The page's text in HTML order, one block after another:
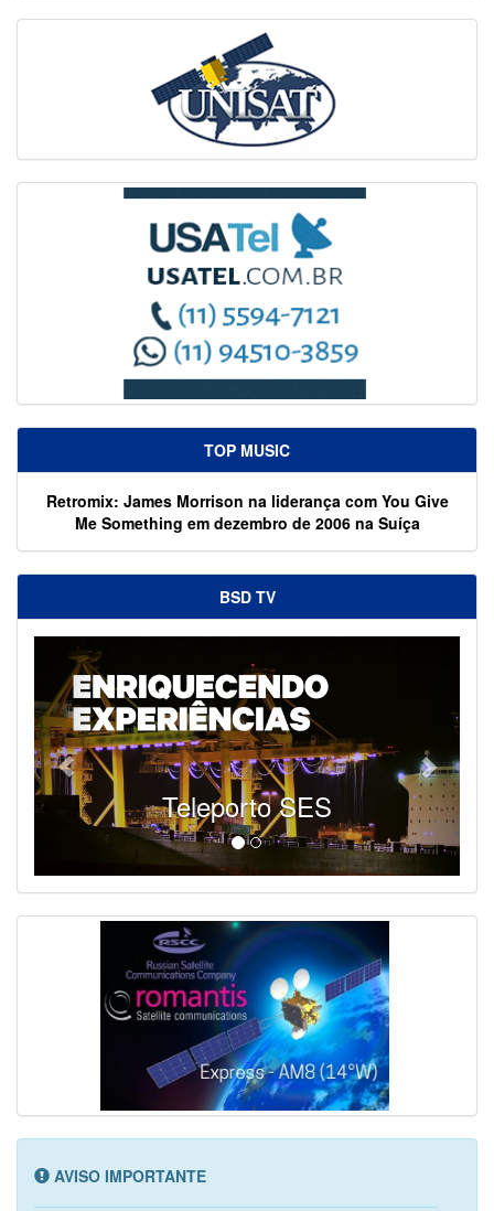
TOP MUSIC
Retromix: James Morrison na liderança com You Give
Me Something em dezembro de 2006 na Suíça
BSD TV
SES - Fornecendo Esportes Ao Vivo
AVISO IMPORTANTE